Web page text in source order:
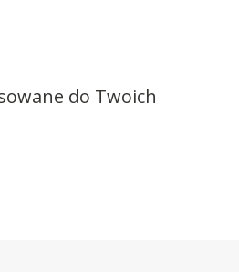
do Twoich